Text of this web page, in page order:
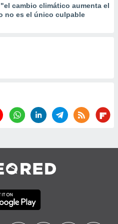
cambio climático aumenta el
no es el único culpable